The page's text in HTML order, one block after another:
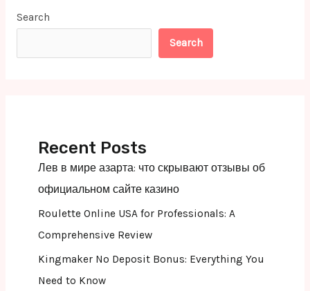
Search
Search
Recent Posts
Лев в мире азарта: что скрывают отзывы об
официальном сайте казино
Roulette Online USA for Professionals: A
Comprehensive Review
Kingmaker No Deposit Bonus: Everything You
Need to Know